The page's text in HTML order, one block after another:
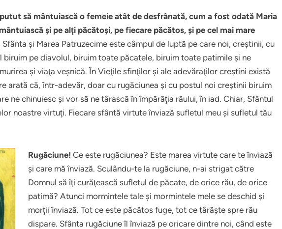
să mântuiască o femeie atât de desfrânată, cum a fost odată Maria
şi pe alţi păcătoşi, pe fiecare păcătos, şi pe cel mai mare
Sfânta şi Marea Patruzecime este câmpul de luptă pe care noi, creştinii, cu
biruim pe diavolul, biruim toate păcatele, biruim toate patimile şi ne
şi viaţa veşnică. În Vieţile sfinţilor şi ale adevăraţilor creştini există
arată că, într-adevăr, doar cu rugăciunea şi cu postul noi creştinii biruim
ne chinuiesc şi vor să ne târască în împărăţia răului, în iad. Chiar, Sfântul
noastre virtuţi. Fiecare sfântă virtute înviază sufletul meu şi sufletul tău
Rugăciune! Ce este rugăciunea? Este marea virtute care te înviază
şi care mă înviază. Sculându-te la rugăciune, n-ai strigat către
Domnul să îţi curăţească sufletul de păcate, de orice rău, de orice
patimă? Atunci mormintele tale şi mormintele mele se deschid şi
morţii înviază. Tot ce este păcătos fuge, tot ce târăşte spre rău
dispare. Sfânta rugăciune îl înviază pe oricare dintre noi, când este